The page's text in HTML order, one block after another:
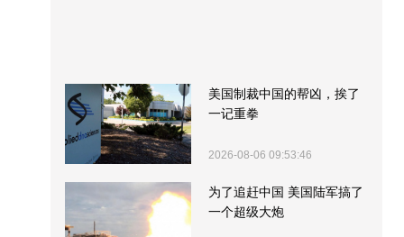
美国制裁中国的帮凶，挨了
一记重拳
2026-08-06 09:53:46
为了追赶中国 美国陆军搞了
一个超级大炮